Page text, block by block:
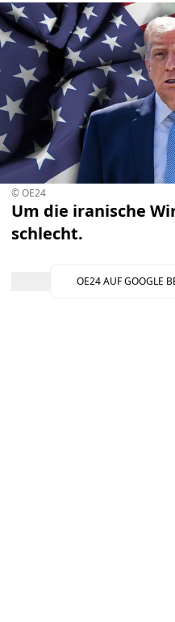
© OE24
Um die iranische
schlecht.
OE24 AUF GOOGLE